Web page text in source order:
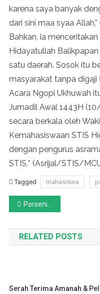
karena saya banyak
dari sini maa syaa
Bahkan, ia
Hidayatullah
satu daerah. Sosok itu
masyarakat tanpa
Acara Ngopi Ukhuwah
Jumadil Awal 1443H
secara berkala oleh
Kemahasiswaan STIS
dengan pengurus
STIS.* (Asrijal/STIS/
Tagged mahasiswa
Post
navigation
Porseni Para Penghafal Qur’an Ahlus Shuffah di Tengah Hutan
RELATED POSTS
Serah Terima Amanah &